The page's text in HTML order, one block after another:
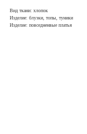
Вид ткани: хлопок
Изделие: блузки, топы, туники
Изделие: повседненвые платья